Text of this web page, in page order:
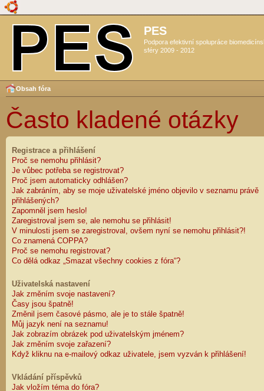
PES
Podpora efektivní spolupráce
sféry 2009 - 2012
Obsah fóra
Často kladené otázky
Registrace a přihlášení
Proč se nemohu přihlásit?
Je vůbec potřeba se registrovat?
Proč jsem automaticky odhlášen?
Jak zabráním, aby se moje uživatelské jméno objevilo v seznamu právě
přihlášených?
Zapomněl jsem heslo!
Zaregistroval jsem se, ale nemohu se přihlásit!
V minulosti jsem se zaregistroval, ovšem nyní se nemohu přihlásit?!
Co znamená COPPA?
Proč se nemohu registrovat?
Co dělá odkaz „Smazat všechny cookies z fóra“?
Uživatelská nastavení
Jak změním svoje nastavení?
Časy jsou špatně!
Změnil jsem časové pásmo, ale je to stále špatně!
Můj jazyk není na seznamu!
Jak zobrazím obrázek pod uživatelským jménem?
Jak změním svoje zařazení?
Když kliknu na e-mailový odkaz uživatele, jsem vyzván k přihlášení!
Vkládání příspěvků
Jak vložím téma do fóra?